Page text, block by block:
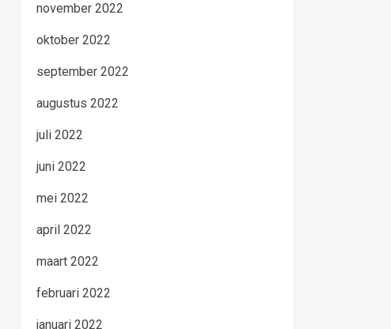
november 2022
oktober 2022
september 2022
augustus 2022
juli 2022
juni 2022
mei 2022
april 2022
maart 2022
februari 2022
januari 2022